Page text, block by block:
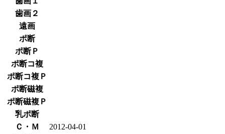
歯画２
遠画
ポ断
ポ断Ｐ
ポ断コ複
ポ断コ複Ｐ
ポ断磁複
ポ断磁複Ｐ
乳ポ断
Ｃ・Ｍ
2012-04-01